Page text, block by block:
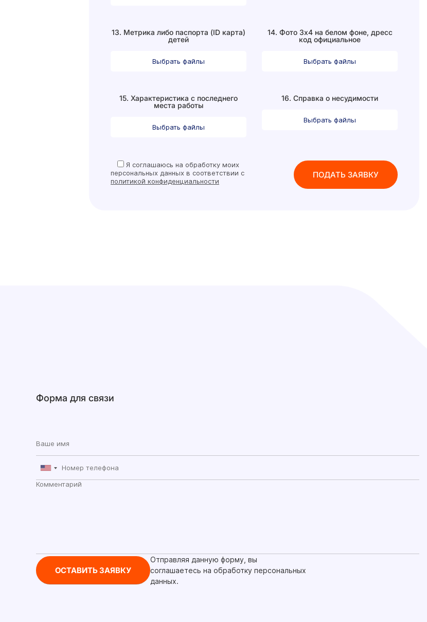
13. Метрика либо паспорта (ID карта)
детей
Выбрать файлы
14. Фото 3х4 на белом фоне, дресс
код официальное
Выбрать файлы
15. Характеристика с последнего
места работы
Выбрать файлы
16. Справка о несудимости
Выбрать файлы
Я соглашаюсь на обработку моих
персональных данных в соответствии с
политикой конфиденциальности
Форма для связи
Отправляя данную форму, вы
соглашаетесь на обработку персональных
данных.